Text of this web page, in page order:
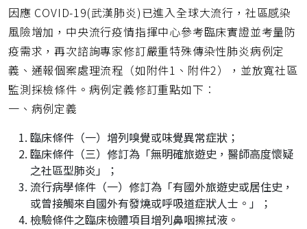
址
因應 COVID-19(武漢肺炎)已進入全球大流行，社區感染
風險增加，中央流行疫情指揮中心參考臨床實證並考量防
疫需求，再次諮詢專家修訂嚴重特殊傳染性肺炎病例定
義、通報個案處理流程（如附件1、附件2），並放寬社區
監測採檢條件。病例定義修訂重點如下︰
一、病例定義
臨床條件（一）增列嗅覺或味覺異常症狀；
臨床條件（三）修訂為「無明確旅遊史，醫師高度懷疑
之社區型肺炎」；
流行病學條件（一）修訂為「有國外旅遊史或居住史，
或曾接觸來自國外有發燒或呼吸道症狀人士。」；
檢驗條件之臨床檢體項目增列鼻咽擦拭液。